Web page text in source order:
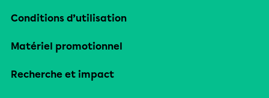
Conditions d’utilisation
Matériel promotionnel
Recherche et impact